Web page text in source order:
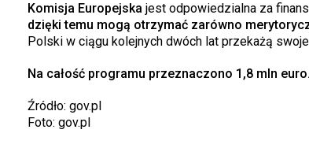
Komisja Europejska jest odpowiedzialna za
dzięki temu mogą otrzymać zarówno
Polski w ciągu kolejnych dwóch lat przekażą
Na całość programu przeznaczono 1,8 mln euro.
Źródło: gov.pl
Foto: gov.pl